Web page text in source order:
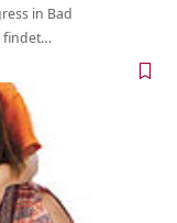
in Bad
findet…